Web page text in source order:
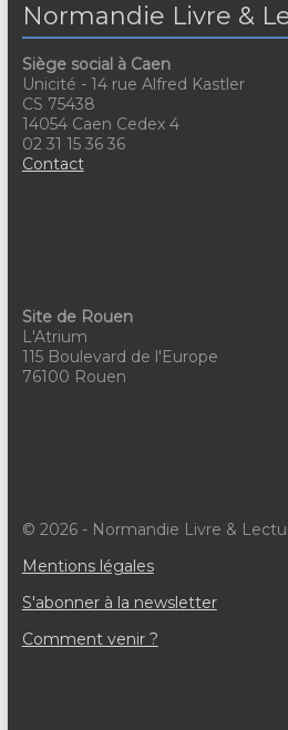
Normandie Livre &
Siège social à Caen
Unicité - 14 rue Alfred Kastler
CS 75438
14054 Caen Cedex 4
02 31 15 36 36
Contact
Site de Rouen
L'Atrium
115 Boulevard de l'Europe
76100 Rouen
© 2026 - Normandie Livre &
Mentions légales
S'abonner à la newsletter
Comment venir ?